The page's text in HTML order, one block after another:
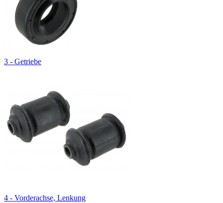
3 - Getriebe
4 - Vorderachse, Lenkung